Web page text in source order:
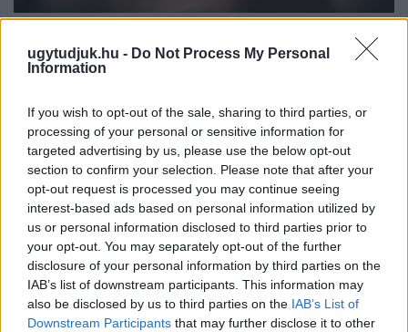
ugytudjuk.hu - Do Not Process My Personal
Information
If you wish to opt-out of the sale, sharing to third parties, or
processing of your personal or sensitive information for
targeted advertising by us, please use the below opt-out
section to confirm your selection. Please note that after your
opt-out request is processed you may continue seeing
interest-based ads based on personal information utilized by
us or personal information disclosed to third parties prior to
your opt-out. You may separately opt-out of the further
disclosure of your personal information by third parties on the
IAB’s list of downstream participants. This information may
also be disclosed by us to third parties on the IAB’s List of
Downstream Participants that may further disclose it to other
NŐVERŐ SZOMBATHELYI FÉRFI ELLEN EMELT
VÁDAT AZ ÜGYÉSZSÉG
Szólj hozzá!